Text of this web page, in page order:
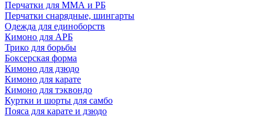
Перчатки для ММА и РБ
Перчатки снарядные, шингарты
Одежда для единоборств
Кимоно для АРБ
Трико для борьбы
Боксерская форма
Кимоно для дзюдо
Кимоно для карате
Кимоно для тэквондо
Куртки и шорты для самбо
Пояса для карате и дзюдо